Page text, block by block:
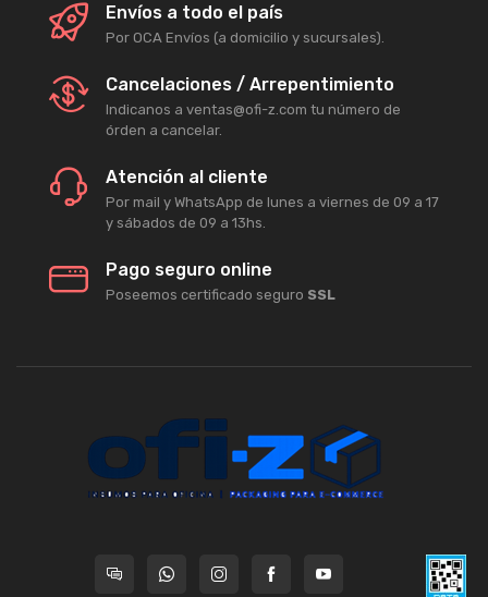
Envíos a todo el país
Por OCA Envíos (a domicilio y sucursales).
Cancelaciones / Arrepentimiento
Indicanos a ventas@ofi-z.com tu número de
órden a cancelar.
Atención al cliente
Por mail y WhatsApp de lunes a viernes de 09 a 17
y sábados de 09 a 13hs.
Pago seguro online
Poseemos certificado seguro SSL